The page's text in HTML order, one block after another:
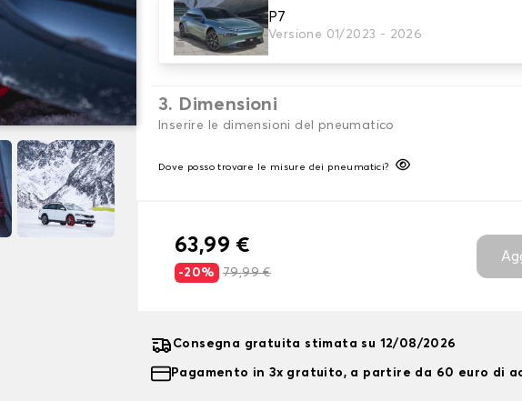
P7
Versione 01/2023 - 2026
2. Finitura a calza
Scegli le calze da neve adatte alle tue necessità
3. Dimensioni
Inserire le dimensioni del pneumatico
Dove posso trovare le misure dei pneumatici?
63,99 €
-20% 79,99 €
Consegna gratuita stimata su 12/08/2026
Pagamento in 3x gratuito, a partire da 60 euro di